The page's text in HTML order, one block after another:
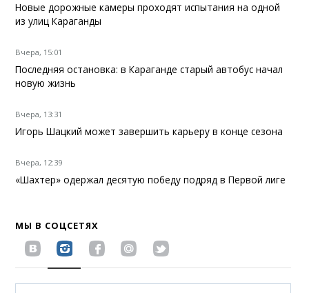
Новые дорожные камеры проходят испытания на одной
из улиц Караганды
Вчера, 15:01
Последняя остановка: в Караганде старый автобус начал
новую жизнь
Вчера, 13:31
Игорь Шацкий может завершить карьеру в конце сезона
Вчера, 12:39
«Шахтер» одержал десятую победу подряд в Первой лиге
МЫ В СОЦСЕТЯХ